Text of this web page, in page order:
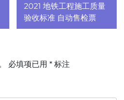
2021 地铁工程施工质量
验收标准 自动售检票
必填项已用 * 标注